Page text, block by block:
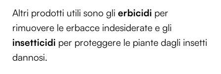
Altri prodotti utili sono gli erbicidi per
rimuovere le erbacce indesiderate e gli
insetticidi per proteggere le piante dagli insetti
dannosi.